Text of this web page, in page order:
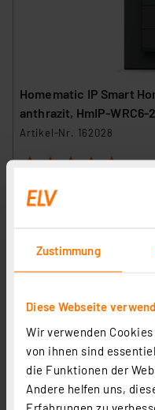
Zustimmung
Diese Webseite
Wir verwenden
von ihnen sind
die Funktionen der
Andere helfen uns,
Erfahrungen zu
Homematic IP Smart
anthrazit, HmIP-WRC6-
Artikel-Nr. 162028
1 2 3 4 5 (1)